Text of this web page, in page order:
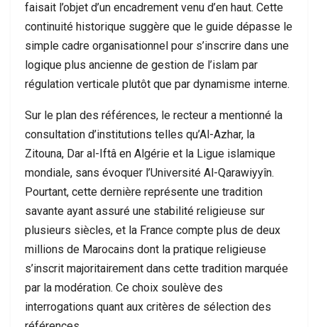
faisait l’objet d’un encadrement venu d’en haut. Cette
continuité historique suggère que le guide dépasse le
simple cadre organisationnel pour s’inscrire dans une
logique plus ancienne de gestion de l’islam par
régulation verticale plutôt que par dynamisme interne.
Sur le plan des références, le recteur a mentionné la
consultation d’institutions telles qu’Al-Azhar, la
Zitouna, Dar al-Iftâ en Algérie et la Ligue islamique
mondiale, sans évoquer l’Université Al-Qarawiyyîn.
Pourtant, cette dernière représente une tradition
savante ayant assuré une stabilité religieuse sur
plusieurs siècles, et la France compte plus de deux
millions de Marocains dont la pratique religieuse
s’inscrit majoritairement dans cette tradition marquée
par la modération. Ce choix soulève des
interrogations quant aux critères de sélection des